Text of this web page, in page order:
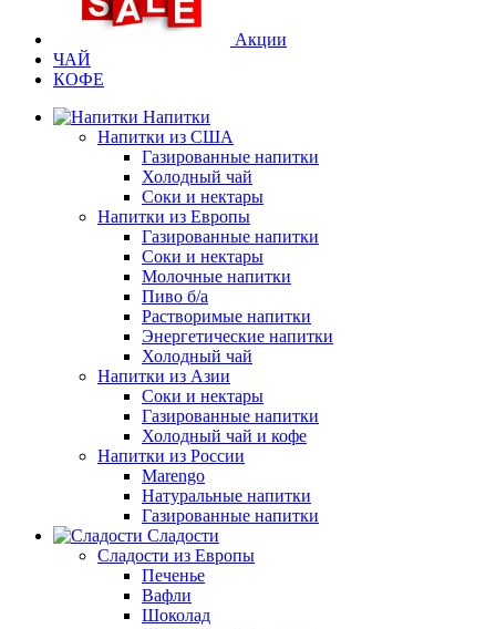
Акции
ЧАЙ
КОФЕ
Напитки
Напитки из США
Газированные напитки
Холодный чай
Соки и нектары
Напитки из Европы
Газированные напитки
Соки и нектары
Молочные напитки
Пиво б/а
Растворимые напитки
Энергетические напитки
Холодный чай
Напитки из Азии
Соки и нектары
Газированные напитки
Холодный чай и кофе
Напитки из России
Marengo
Натуральные напитки
Газированные напитки
Сладости
Сладости из Европы
Печенье
Вафли
Шоколад